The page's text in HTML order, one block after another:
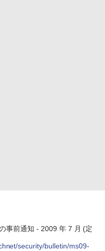
事前通知 - 2009 年 7 月 (定
security/bulletin/ms09-